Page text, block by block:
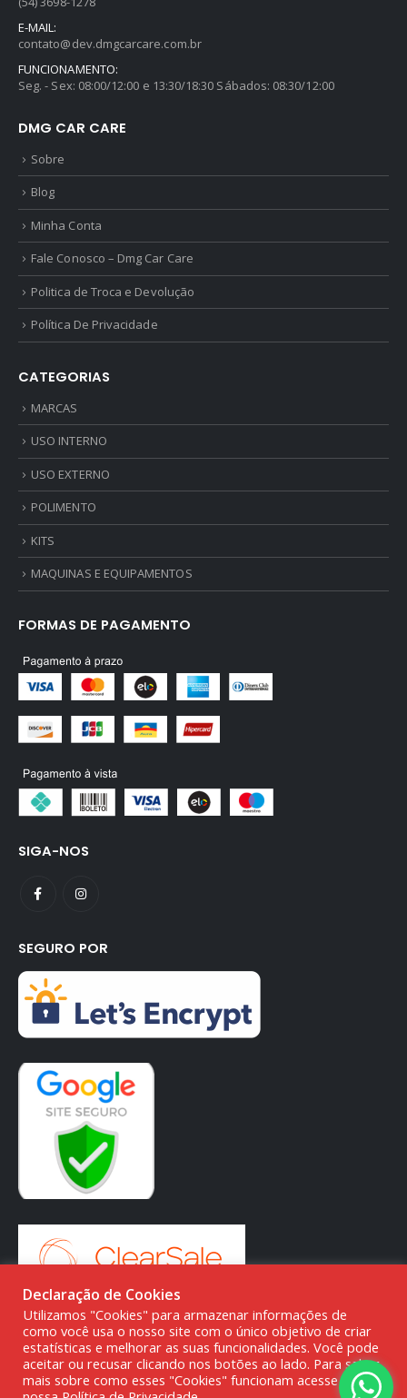
E-MAIL:
contato@dev.dmgcarcare.com.br
FUNCIONAMENTO:
Seg. - Sex: 08:00/12:00 e 13:30/18:30 Sábados: 08:30/12:00
DMG CAR CARE
Sobre
Blog
Minha Conta
Fale Conosco – Dmg Car Care
Politica de Troca e Devolução
Política De Privacidade
CATEGORIAS
MARCAS
USO INTERNO
USO EXTERNO
POLIMENTO
KITS
MAQUINAS E EQUIPAMENTOS
FORMAS DE PAGAMENTO
SIGA-NOS
SEGURO POR
© DMG PARTS COMÉRCIO DE PRODUTOS AUTOMOTIVOS -
20.387.727/0001-80
Declaração de Cookies
Utilizamos "Cookies" para armazenar informações de
como você usa o nosso site com o único objetivo de criar
estatísticas e melhorar as suas funcionalidades. Você pode
aceitar ou recusar clicando nos botões ao lado. Para saber
mais sobre como esses "Cookies" funcionam acesse a